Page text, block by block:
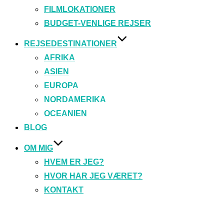
FILMLOKATIONER
BUDGET-VENLIGE REJSER
REJSEDESTINATIONER
AFRIKA
ASIEN
EUROPA
NORDAMERIKA
OCEANIEN
BLOG
OM MIG
HVEM ER JEG?
HVOR HAR JEG VÆRET?
KONTAKT